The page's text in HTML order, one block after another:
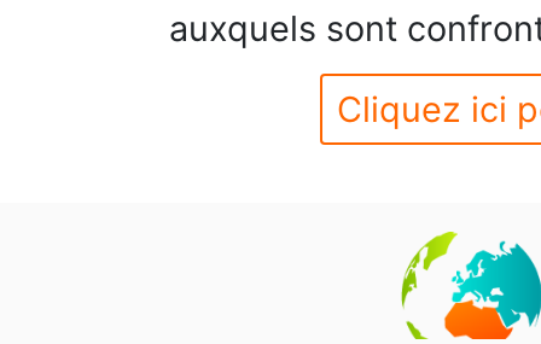
auxquels sont
Cliquez ici